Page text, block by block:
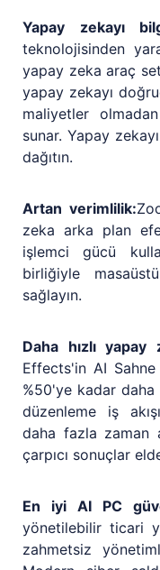
Yapay zekayı
teknolojisinden
yapay zeka araç
yapay zekayı
maliyetler
sunar. Yapay
dağıtın.
Artan verimlilik:
zeka arka plan
işlemci gücü
birliğiyle
sağlayın.
Daha hızlı yapay
Effects'in AI
%50'ye kadar daha
düzenleme iş
daha fazla zaman
çarpıcı sonuçlar
En iyi AI PC
yönetilebilir ticari
zahmetsiz